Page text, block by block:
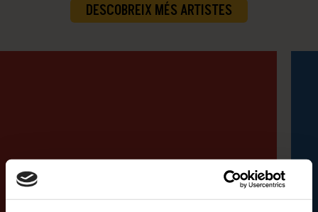
DESCOBREIX MÉS ARTISTES